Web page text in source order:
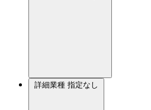
詳細業種 指定なし